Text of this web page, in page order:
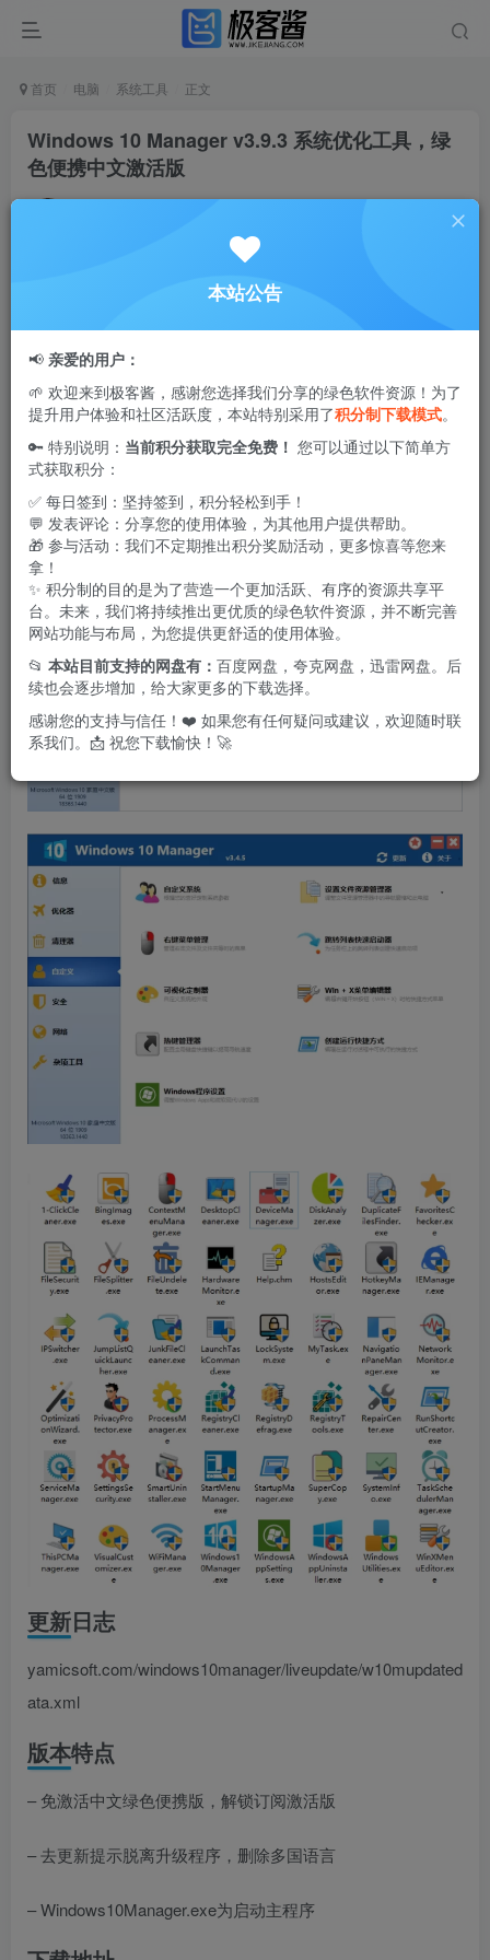
首页 电脑 系统工具 正文
Windows 10 Manager v3.9.3 系统优化工具，绿
色便携中文激活版
私信
Windows 10 Manager
Windows10的全面系统优化工具，整合了40多个实用程序以
提升、调整、 清
更 为迅捷，消解系统故障，增强稳定与安全特性，并实现
求。
更新日志
yamicsoft.com/windows10manager/liveupdate/w10mupdated
ata.xml
版本特点
– 免激活中文绿色便携版，解锁订阅激活版
– 去更新提示脱离升级程序，删除多国语言
– Windows10Manager.exe为启动主程序
本站公告
📢 亲爱的用户：
🌱 欢迎来到极客酱，感谢您选择我们分享的绿色软件资源！为了
提升用户体验和社区活跃度，本站特别采用了积分制下载模式。
🔑 特别说明： 当前积分获取完全免费！ 您可以通过以下简单方
式获取积分：
✅ 每日签到：坚持签到，积分轻松到手！
💬 发表评论：分享您的使用体验，为其他用户提供帮助。
🎁 参与活动：我们不定期推出积分奖励活动，更多惊喜等您来
拿！
✨ 积分制的目的是为了营造一个更加活跃、有序的资源共享平
台。未来，我们将持续推出更优质的绿色软件资源，并不断完善
网站功能与布局，为您提供更舒适的使用体验。
📂 本站目前支持的网盘有： 百度网盘，夸克网盘，迅雷网盘。后
续也会逐步增加，给大家更多的下载选择。
感谢您的支持与信任！❤️ 如果您有任何疑问或建议，欢迎随时联
系我们。📩 祝您下载愉快！🚀